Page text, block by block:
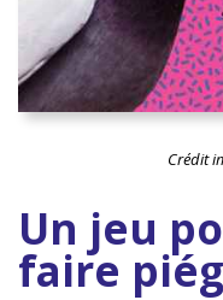
Crédit
Un jeu
faire